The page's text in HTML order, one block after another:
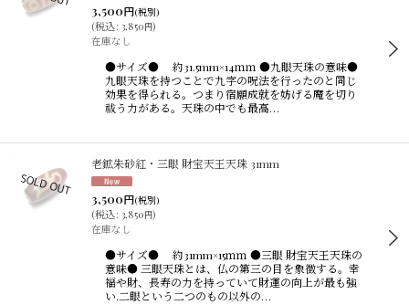
3,500円(税別)
(税込: 3,850円)
在庫なし
●サイズ● 約31.5mm×14ｍｍ ●九眼天珠の意味●
九眼天珠を持つことで九字の呪法を行ったのと同じ
効果を得られる。つまり宿願成就を妨げる魔を切り
祓う力がある。天珠の中でも最高…
老鉱朱砂紅・三眼 財宝天王天珠 31mm
3,500円(税別)
(税込: 3,850円)
在庫なし
●サイズ● 約31mm×15ｍｍ ●三眼 財宝天王天珠の
意味● 三眼天珠とは、仏の第三の目を象徴する。幸
福や財、長寿の力を持っていて財運の向上が最も強
い.二眼という二つのもの以外の…